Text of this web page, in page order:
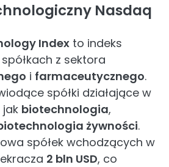
Nasdaq
Index to indeks
z sektora
i farmaceutycznego.
spółki działające w
biotechnologia,
żywności.
spółek wchodzących w
2 bln USD, co